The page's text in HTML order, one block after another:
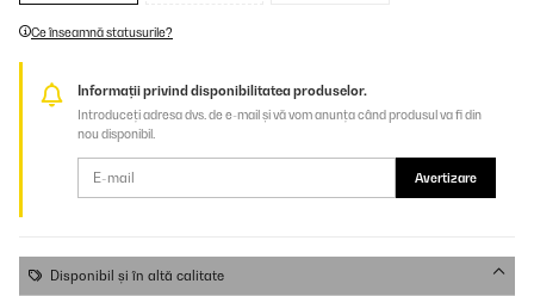
Ce înseamnă statusurile?
Informații privind disponibilitatea produselor.
Introduceți adresa dvs. de e-mail și vă vom anunța când produsul va fi din
nou disponibil.
Avertizare
Disponibil și în altă calitate